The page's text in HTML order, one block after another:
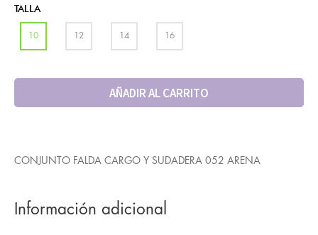
TALLA
10 12 14 16
AÑADIR AL CARRITO
CONJUNTO FALDA CARGO Y SUDADERA 052 ARENA
Información adicional